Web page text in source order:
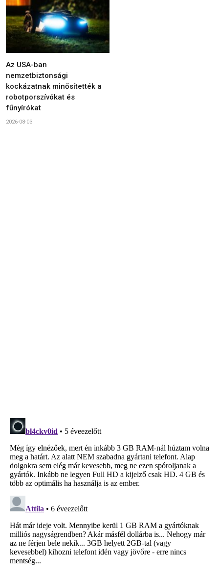
Az USA-ban
nemzetbiztonsági
kockázatnak minősítették a
robotporszívókat és
fűnyírókat
2026-08-03